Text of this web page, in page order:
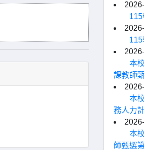
本
課教師
本
務人力
本
師甄選